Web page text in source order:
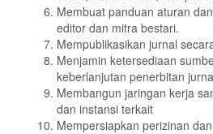
Membuat panduan aturan
editor dan mitra bestari.
Mempublikasikan jurnal
Menjamin ketersediaan
keberlanjutan penerbitan
Membangun jaringan kerja
dan instansi terkait
Mempersiapkan perizinan